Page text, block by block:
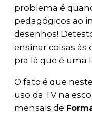
problema é
pedagógicos ao
desenhos!
ensinar coisas às
pra lá que é uma
O fato é que
uso da TV na
mensais de